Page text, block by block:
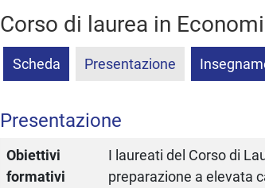
Corso di laurea in
Scheda Presentazione
Presentazione
Obiettivi
formativi
I laureati del Corso di
preparazione a elevata